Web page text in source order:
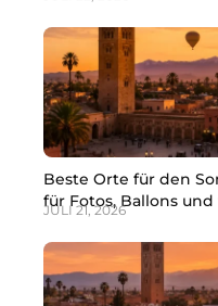
Beste Orte für den
für Fotos, Ballons
JULI 21, 2026